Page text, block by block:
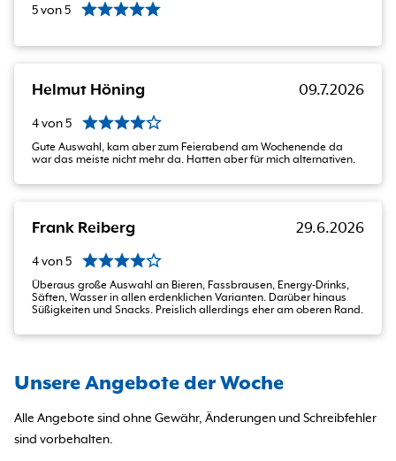
5von5
Helmut Höning 09.7.2026
4von5
Gute Auswahl, kam aber zum Feierabend am Wochenende da
war das meiste nicht mehr da. Hatten aber für mich alternativen.
Frank Reiberg 29.6.2026
4von5
Überaus große Auswahl an Bieren, Fassbrausen, Energy-Drinks,
Säften, Wasser in allen erdenklichen Varianten. Darüber hinaus
Süßigkeiten und Snacks. Preislich allerdings eher am oberen Rand.
Unsere Angebote der Woche
Alle Angebote sind ohne Gewähr, Änderungen und Schreibfehler
sind vorbehalten.